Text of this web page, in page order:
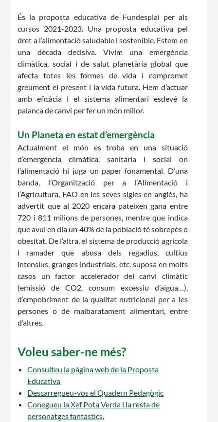
És la proposta educativa de Fundesplai per als
cursos 2021-2023. Una proposta educativa pel
dret a l’alimentació saludable i sostenible. Estem en
una dècada decisiva. Vivim una emergència
climàtica, social i de salut planetària global que
afecta totes les formes de vida i compromet
greument el present i la vida futura. Hem d’actuar
amb eficàcia i el sistema alimentari esdevé la
palanca de canvi per fer un món millor.
Un Planeta en estat d’emergència
Actualment el món es troba en una situació
d’emergència climàtica, sanitària i social on
l’alimentació hi juga un paper fonamental. D’una
banda, l’Organització per a l’Alimentació i
l’Agricultura, FAO en les seves sigles en anglès, ha
advertit que al 2020 encara pateixen gana entre
720 i 811 milions de persones, mentre que indica
que avui en dia un 40% de la població té sobrepès o
obesitat. De l’altra, el sistema de producció agrícola
i ramader que abusa dels regadius, cultius
intensius, granges industrials, etc. suposa en molts
casos un factor accelerador del canvi climàtic
(emissió de CO2, consum excessiu d’aigua…),
d’empobriment de la qualitat nutricional per a les
persones o de malbaratament alimentari, entre
d’altres.
Voleu saber-ne més?
Consulteu la pàgina web de la Proposta
Educativa
Descarregueu-vos el Quadern Pedagògic
Conegueu la Xef Pota Verda i la resta de
personatges fantàstics.
Proposta educativa
ACTUALITAT
Notícies
Butlletins
Diari de la Fundació
Xarxes socials
COL·LABORA
Fes voluntariat
Fes un donatiu
Treballa amb nosaltres